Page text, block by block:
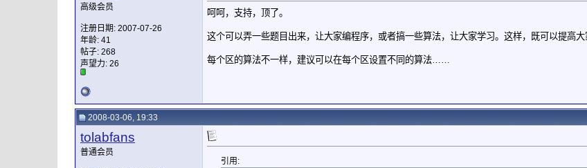
高级会员
注册日期: 2007-07-26
年龄: 41
帖子: 268
声望力: 26
呵呵，支持，顶了。
这个可以弄一些题目出来，让大家编程序，或者搞一些算法，让大家学习。这样，既可以提高
每个区的算法不一样，建议可以在每个区设置不同的算法……
2008-03-06, 19:33
tolabfans
普通会员
引用: